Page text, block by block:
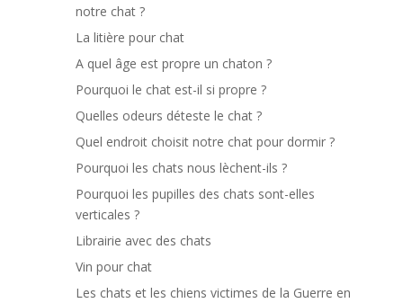
notre chat ?
La litière pour chat
A quel âge est propre un chaton ?
Pourquoi le chat est-il si propre ?
Quelles odeurs déteste le chat ?
Quel endroit choisit notre chat pour dormir ?
Pourquoi les chats nous lèchent-ils ?
Pourquoi les pupilles des chats sont-elles
verticales ?
Librairie avec des chats
Vin pour chat
Les chats et les chiens victimes de la Guerre en